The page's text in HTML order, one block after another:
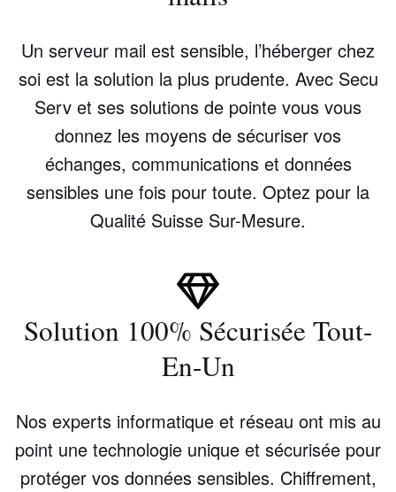
Un serveur mail est sensible, l’héberger chez
soi est la solution la plus prudente. Avec Secu
Serv et ses solutions de pointe vous vous
donnez les moyens de sécuriser vos
échanges, communications et données
sensibles une fois pour toute. Optez pour la
Qualité Suisse Sur-Mesure.
Solution 100% Sécurisée Tout-
En-Un
Nos experts informatique et réseau ont mis au
point une technologie unique et sécurisée pour
protéger vos données sensibles. Chiffrement,